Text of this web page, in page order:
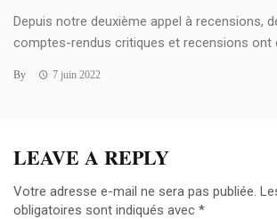
Depuis notre deuxième appel à recensions,
comptes-rendus critiques et recensions ont
By 7 juin 2022
LEAVE A REPLY
Votre adresse e-mail ne sera pas publiée.
obligatoires sont indiqués avec *